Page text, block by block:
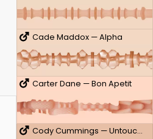
Cade Maddox — Alpha
Carter Dane — Bon Apetit
Cody Cummings — Untouched